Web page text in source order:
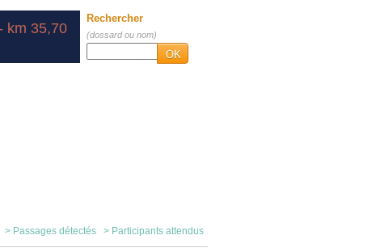
km 35,70
Rechercher
(dossard ou nom)
OK
> Passages détectés > Participants attendus